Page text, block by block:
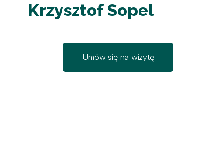
Krzysztof Sopel
Umów się na wizytę